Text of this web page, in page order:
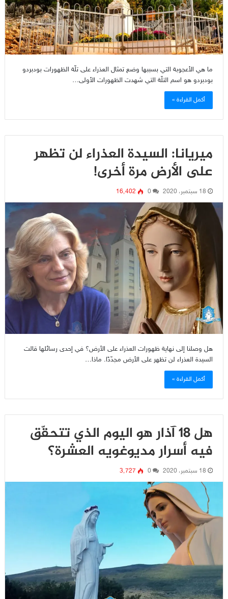
ما هي الأعجوبة التي بسببها وضع تمثال العذراء على تلّة الظهورات بودبردو
بودبردو هو اسم التلّة التي شهدت الظهورات الأولى…
أكمل القراءة »
ميريانا: السيدة العذراء لن تظهر
على الأرض مرة أخرى!
18 سبتمبر، 2020 0 16٬402
هل وصلنا إلى نهاية ظهورات العذراء على الأرض؟ في إحدى رسائلها قالت
السيدة العذراء لن تظهر على الأرض مجدّدًا. ماذا…
أكمل القراءة »
هل 18 آذار هو اليوم الذي تتحقّق
فيه أسرار مديوغويه العشرة؟
18 سبتمبر، 2020 0 3٬727